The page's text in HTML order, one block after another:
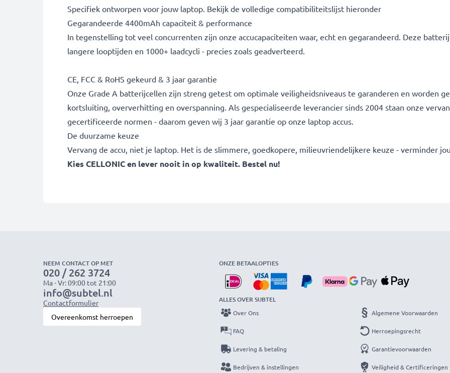
Specifiek ontworpen voor jouw laptop. Bekijk de volledige compatibiliteitslijst hieronder
Gegarandeerde 4400mAh capaciteit & performance
In tegenstelling tot veel concurrenten zijn onze accucapaciteiten waar, echt en gegarandeerd. Deze
langere looptijden en 1000+ laadcycli - precies zoals geadverteerd.
CE, FCC & RoHS gekeurd & 3 jaar garantie
Onze Grade A batterijcellen zijn streng getest om optimale veiligheidsniveaus te garanderen en worden
kortsluiting, oververhitting en overspanning. Als gespecialiseerde leverancier sinds 2004 staan onze
gecertificeerde normen - daarom geven wij 3 jaar garantie op onze laptop accus.
De duurzame keuze
Vervang de accu, niet je laptop. Het is de slimmere, goedkopere, milieuvriendelijkere keuze - verminder
Kies CELLONIC en lever nooit in op kwaliteit. Bestel nu!
NEEM CONTACT OP MET
020 / 262 3724
Ma - Vr: 09:00 tot 21:00
info@subtel.nl
Contactformulier
Overeenkomst herroepen
ONZE BETAALOPTIES
ALLES OVER SUBTEL
Over Ons
FAQ
Levering & betaling
Bedrijven & instellingen
Algemene Voorwaarden
Herroepingsrecht
Garantievoorwaarden
Veiligheid & Certificeringen